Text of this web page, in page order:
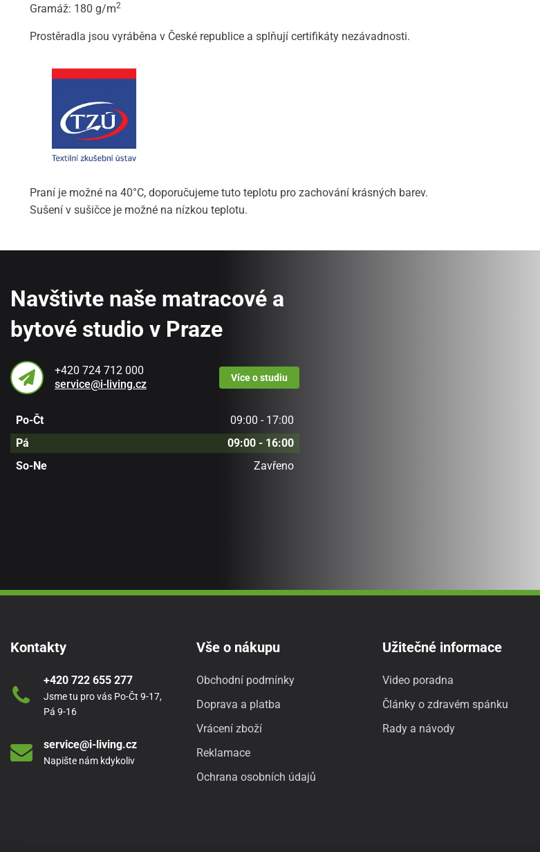
Gramáž: 180 g/m2
Prostěradla jsou vyráběna v České republice a splňují certifikáty nezávadnosti.
Praní je možné na 40°C, doporučujeme tuto teplotu pro zachování krásných barev.
Sušení v sušičce je možné na nízkou teplotu.
Navštivte naše matracové a
bytové studio v Praze
+420 724 712 000
service@i-living.cz
Víceo studiu
Po-Čt
09:00 - 17:00
Pá
09:00 - 16:00
So-Ne
Zavřeno
Kontakty
+420 722 655 277
Jsme tu pro vás Po-Čt 9-17,
Pá 9-16
service@i-living.cz
Napište nám kdykoliv
Vše o nákupu
Obchodní podmínky
Doprava a platba
Vrácení zboží
Reklamace
Ochrana osobních údajů
Užitečné informace
Video poradna
Články o zdravém spánku
Rady a návody